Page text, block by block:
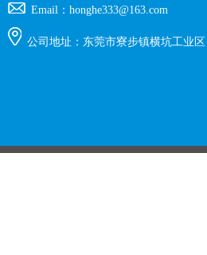
Email：honghe333@163.com
公司地址：东莞市寮步镇横坑工业区